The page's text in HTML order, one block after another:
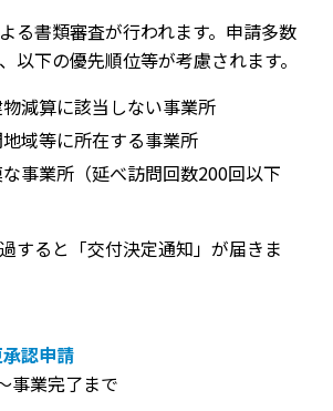
る書類審査が行われます。申請多数
以下の優先順位等が考慮されます。
減算に該当しない事業所
域等に所在する事業所
事業所（延べ訪問回数200回以下
すると「交付決定通知」が届きま
認申請
事業完了まで